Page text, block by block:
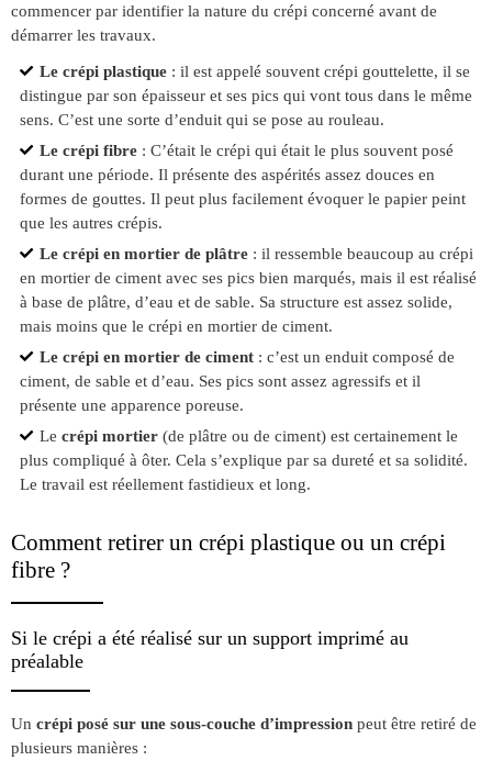
commencer par identifier la nature du crépi concerné avant de
démarrer les travaux.
Le crépi plastique: il est appelé souvent crépi gouttelette, il se
distingue par son épaisseur et ses pics qui vont tous dans le même
sens. C’est une sorte d’enduit qui se pose au rouleau.
Le crépi fibre: C’était le crépi qui était le plus souvent posé
durant une période. Il présente des aspérités assez douces en
formes de gouttes. Il peut plus facilement évoquer le papier peint
que les autres crépis.
Le crépi en mortier de plâtre: il ressemble beaucoup au crépi
en mortier de ciment avec ses pics bien marqués, mais il est réalisé
à base de plâtre, d’eau et de sable. Sa structure est assez solide,
mais moins que le crépi en mortier de ciment.
Le crépi en mortier de ciment: c’est un enduit composé de
ciment, de sable et d’eau. Ses pics sont assez agressifs et il
présente une apparence poreuse.
Le crépi mortier(de plâtre ou de ciment) est certainement le
plus compliqué à ôter. Cela s’explique par sa dureté et sa solidité.
Le travail est réellement fastidieux et long.
Comment retirer un crépi plastique ou un crépi
fibre ?
Si le crépi a été réalisé sur un support imprimé au
préalable
Un crépi posé sur une sous-couche d’impression peut être retiré de
plusieurs manières :